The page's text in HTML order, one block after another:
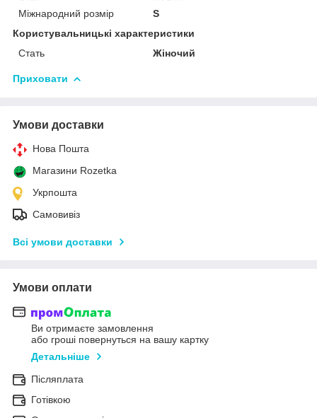
Міжнародний розмір
S
Користувальницькі характеристики
Стать
Жіночий
Приховати
Умови доставки
Нова Пошта
Магазини Rozetka
Укрпошта
Самовивіз
Всі умови доставки
Умови оплати
Ви отримаєте замовлення
або гроші повернуться на вашу картку
Детальніше
Післяплата
Готівкою